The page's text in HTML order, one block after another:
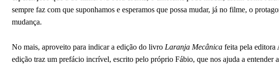
sempre faz com que suponhamos e esperamos que possa mudar, já no filme, o
mudança.
No mais, aproveito para indicar a edição do livro Laranja Mecânica feita pela editora
edição traz um prefácio incrível, escrito pelo próprio Fábio, que nos ajuda a entender